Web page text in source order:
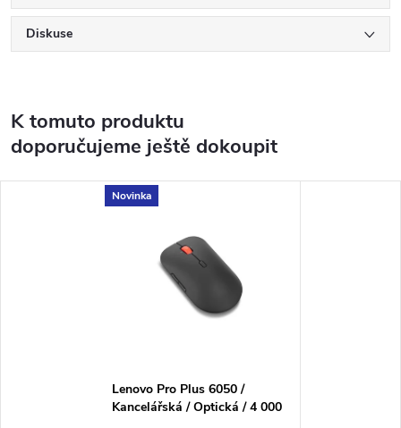
Diskuse
K tomuto produktu
doporučujeme ještě dokoupit
Novinka
Lenovo Pro Plus 6050 /
Kancelářská / Optická / 4 000